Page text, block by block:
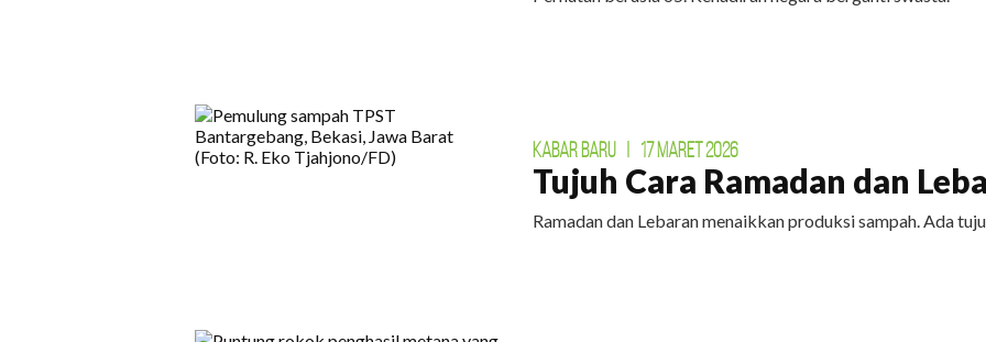
KABAR BARU | 17 MARET 2026
Tujuh Cara Ramadan dan
Ramadan dan Lebaran menaikkan produksi sampah. Ada